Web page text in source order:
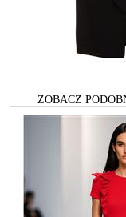
ZOBACZ